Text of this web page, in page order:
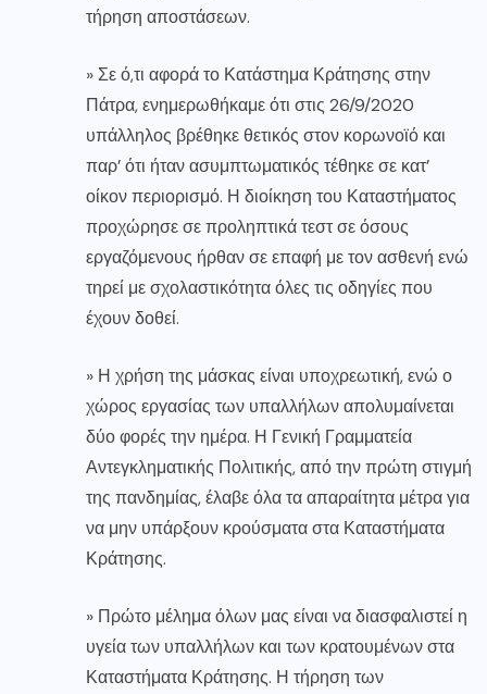
τήρηση αποστάσεων.
» Σε ό,τι αφορά το Κατάστημα Κράτησης στην
Πάτρα, ενημερωθήκαμε ότι στις 26/9/2020
υπάλληλος βρέθηκε θετικός στον κορωνοϊό και
παρ’ ότι ήταν ασυμπτωματικός τέθηκε σε κατ’
οίκον περιορισμό. Η διοίκηση του Καταστήματος
προχώρησε σε προληπτικά τεστ σε όσους
εργαζόμενους ήρθαν σε επαφή με τον ασθενή ενώ
τηρεί με σχολαστικότητα όλες τις οδηγίες που
έχουν δοθεί.
» Η χρήση της μάσκας είναι υποχρεωτική, ενώ ο
χώρος εργασίας των υπαλλήλων απολυμαίνεται
δύο φορές την ημέρα. Η Γενική Γραμματεία
Αντεγκληματικής Πολιτικής, από την πρώτη στιγμή
της πανδημίας, έλαβε όλα τα απαραίτητα μέτρα για
να μην υπάρξουν κρούσματα στα Καταστήματα
Κράτησης.
» Πρώτο μέλημα όλων μας είναι να διασφαλιστεί η
υγεία των υπαλλήλων και των κρατουμένων στα
Καταστήματα Κράτησης. Η τήρηση των